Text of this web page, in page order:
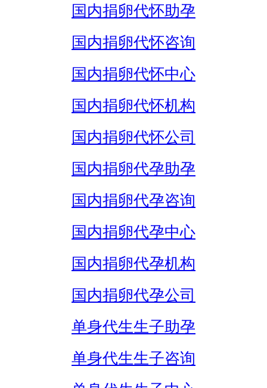
国内捐卵代怀助孕
国内捐卵代怀咨询
国内捐卵代怀中心
国内捐卵代怀机构
国内捐卵代怀公司
国内捐卵代孕助孕
国内捐卵代孕咨询
国内捐卵代孕中心
国内捐卵代孕机构
国内捐卵代孕公司
单身代生生子助孕
单身代生生子咨询